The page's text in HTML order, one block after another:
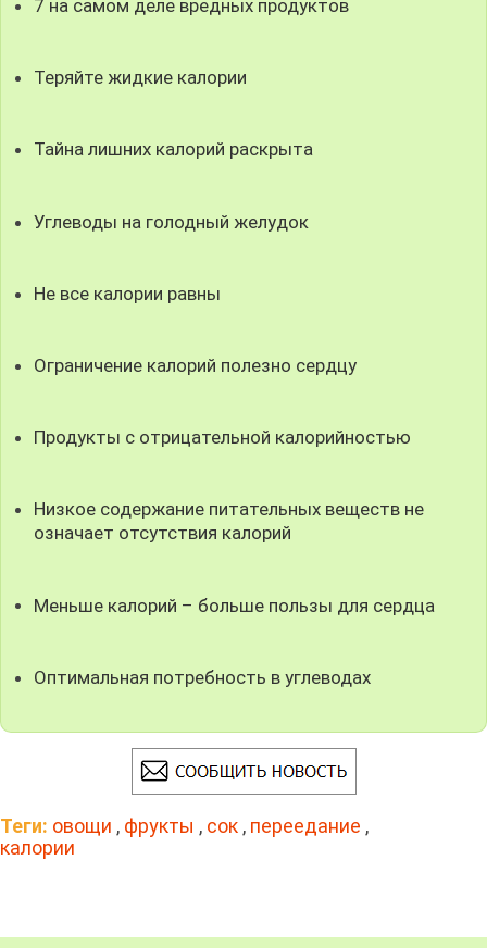
7 на самом деле вредных продуктов
Теряйте жидкие калории
Тайна лишних калорий раскрыта
Углеводы на голодный желудок
Не все калории равны
Ограничение калорий полезно сердцу
Продукты с отрицательной калорийностью
Низкое содержание питательных веществ не
означает отсутствия калорий
Меньше калорий – больше пользы для сердца
Оптимальная потребность в углеводах
Теги: овощи , фрукты , сок , переедание ,
калории